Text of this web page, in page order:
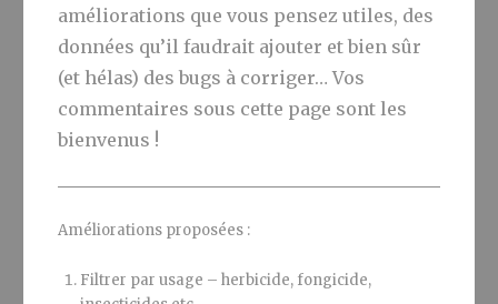
améliorations que vous pensez utiles, des
données qu’il faudrait ajouter et bien sûr
(et hélas) des bugs à corriger… Vos
commentaires sous cette page sont les
bienvenus !
Améliorations proposées :
Filtrer par usage – herbicide, fongicide,